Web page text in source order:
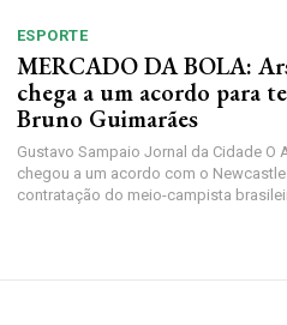
ESPORTE
MERCADO DA BOLA:
chega a um acordo para
Bruno Guimarães
Gustavo Sampaio Jornal da Cidade O
chegou a um acordo com o
contratação do meio-campista